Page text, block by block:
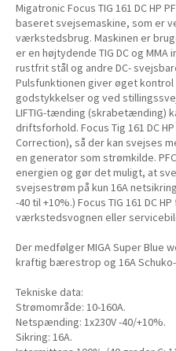
Migatronic Focus TIG 161 DC HP
baseret svejsemaskine, som er
værkstedsbrug. Maskinen er
er en højtydende TIG DC og
rustfrit stål og andre DC-
Pulsfunktionen giver øget
godstykkelser og ved
LIFTIG-tænding (skrabetænding)
driftsforhold. Focus Tig 161 DC
Correction), så der kan svejses
en generator som strømkilde.
energien og gør det muligt, at
svejsestrøm på kun 16A
-40 til +10%.) Focus TIG 161 DC
værkstedsvognen eller
Der medfølger MIGA Super Blue
kraftig bærestrop og 16A
Tekniske data:
Strømområde: 10-160A.
Netspænding: 1x230V -40/+10%.
Sikring: 16A.